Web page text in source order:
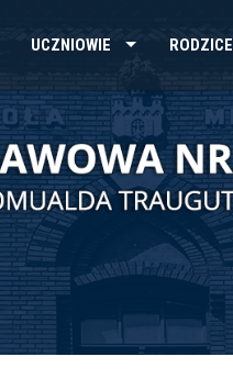
UCZNIOWIE RODZICE